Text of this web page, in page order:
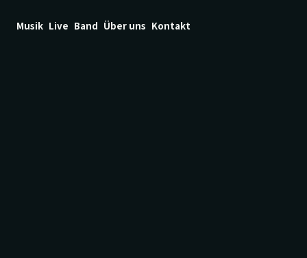
Musik Live Band Über uns Kontakt